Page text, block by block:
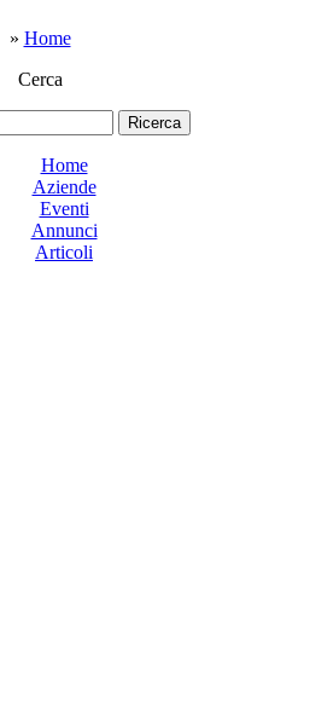
» Home
Cerca
Home
Aziende
Eventi
Annunci
Articoli